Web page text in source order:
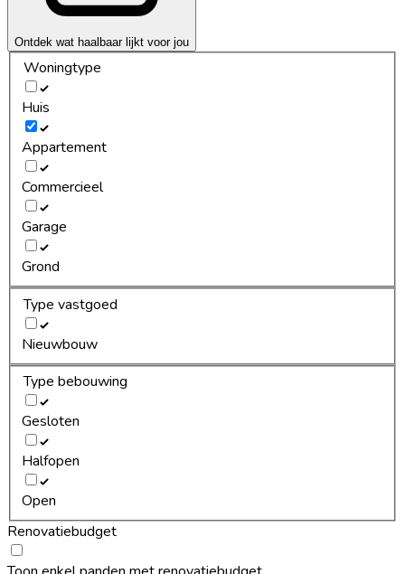
Ontdek wat haalbaar lijkt voor jou
Woningtype
Huis
Appartement
Commercieel
Garage
Grond
Type vastgoed
Nieuwbouw
Type bebouwing
Gesloten
Halfopen
Open
Renovatiebudget